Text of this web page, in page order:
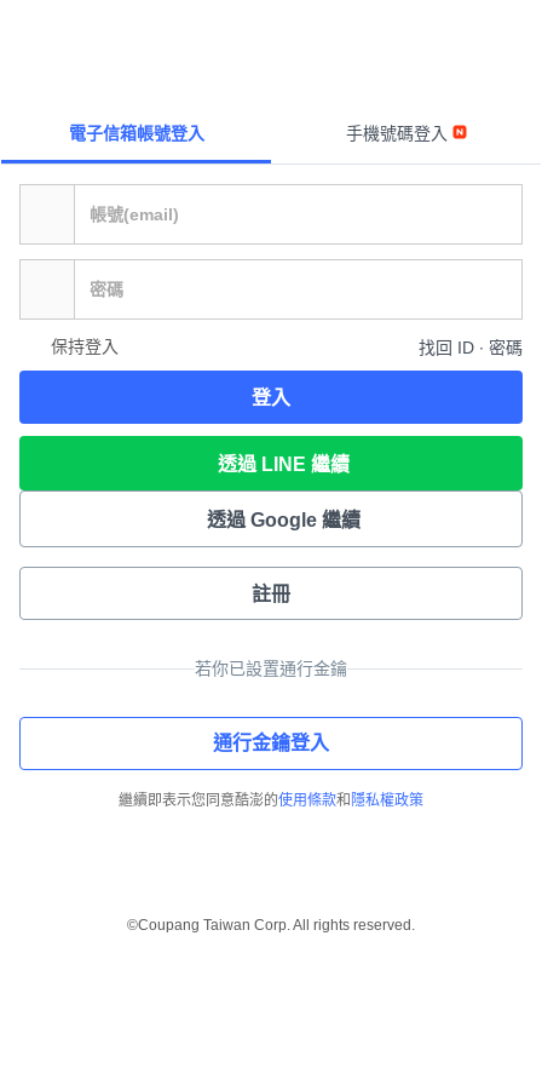
電子信箱帳號登入 手機號碼登入
保持登入 找回 ID ∙ 密碼
登入
透過 LINE 繼續
透過 Google 繼續
註冊
若你已設置通行金鑰
通行金鑰登入
繼續即表示您同意酷澎的使用條款和 隱私權政策
©Coupang Taiwan Corp. All rights reserved.